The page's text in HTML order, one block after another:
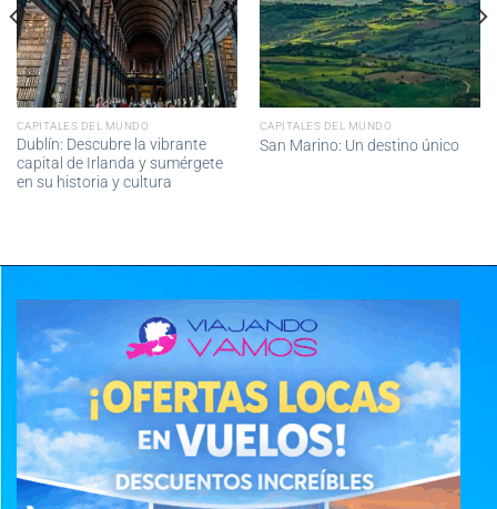
CAPITALES DEL MUNDO
Dublín: Descubre la vibrante
capital de Irlanda y sumérgete
en su historia y cultura
CAPITALES DEL MUNDO
San Marino: Un destino único